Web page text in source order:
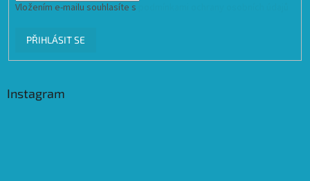
Vložením e-mailu souhlasíte s
PŘIHLÁSIT SE
Instagram